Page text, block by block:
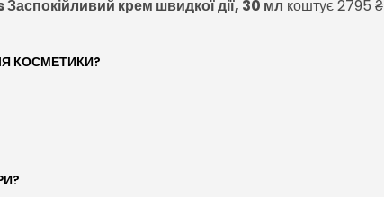
крем швидкої дії, 30 мл коштує 2795 ₴
КОСМЕТИКИ?